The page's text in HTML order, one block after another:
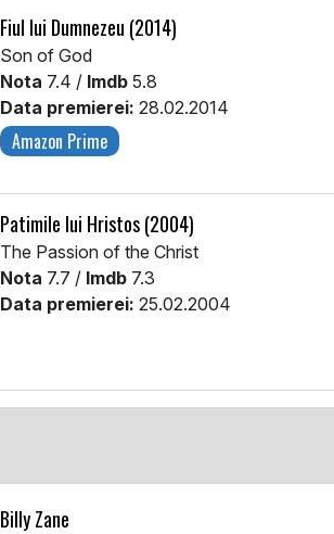
Fiul lui Dumnezeu (2014)
Son of God
Nota 7.4 / Imdb 5.8
Data premierei: 28.02.2014
Amazon Prime
Patimile lui Hristos (2004)
The Passion of the Christ
Nota 7.7 / Imdb 7.3
Data premierei: 25.02.2004
Billy Zane